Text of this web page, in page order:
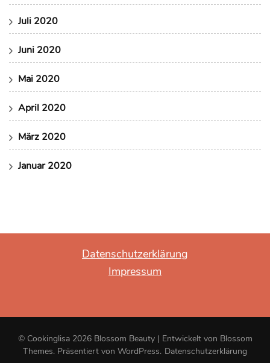
Juli 2020
Juni 2020
Mai 2020
April 2020
März 2020
Januar 2020
Datenschutzerklärung
Impressum
© Cookinglisa 2026Blossom Beauty | Entwickelt von Blossom
Themes. Präsentiert von WordPress. Datenschutzerklärung